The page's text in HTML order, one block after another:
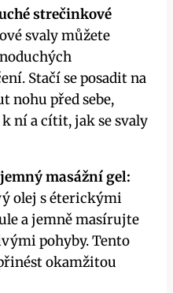
strečinkové
svaly ⁢můžete
Stačí se posadit na‌
nohu před sebe,
ní ⁣a cítit, jak se ⁢svaly
masážní gel:
olej s‌ éterickými
a ‍jemně masírujte
pohyby.⁢ Tento
‌okamžitou